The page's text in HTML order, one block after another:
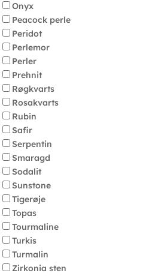
Onyx
Peacock perle
Peridot
Perlemor
Perler
Prehnit
Røgkvarts
Rosakvarts
Rubin
Safir
Serpentin
Smaragd
Sodalit
Sunstone
Tigerøje
Topas
Tourmaline
Turkis
Turmalin
Zirkonia sten